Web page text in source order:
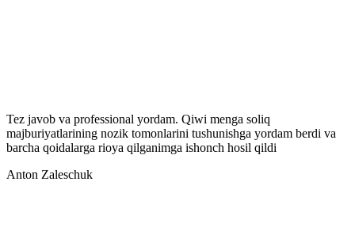
Tez javob va professional yordam. Qiwi menga soliq
majburiyatlarining nozik tomonlarini tushunishga yordam berdi va
barcha qoidalarga rioya qilganimga ishonch hosil qildi
Anton Zaleschuk